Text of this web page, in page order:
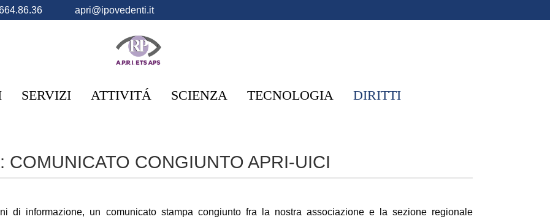
apri@ipovedenti.it
SERVIZI ATTIVITÁ SCIENZA TECNOLOGIA DIRITTI
COMUNICATO CONGIUNTO APRI-UICI
di informazione, un comunicato stampa congiunto fra la nostra associazione e la sezione regionale